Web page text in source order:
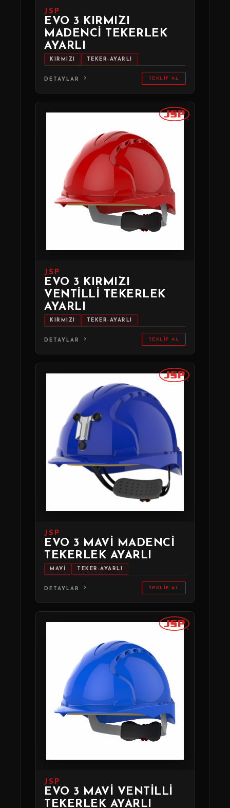
JSP
EVO 3 KIRMIZI
MADENCI TEKERLEK
AYARLI
KIRMIZI TEKER-AYARLI
DETAYLAR TEKLIF AL
JSP
EVO 3 KIRMIZI
VENTILLI TEKERLEK
AYARLI
KIRMIZI TEKER-AYARLI
DETAYLAR TEKLIF AL
JSP
EVO 3 MAVI MADENCI
TEKERLEK AYARLI
MAVİ TEKER-AYARLI
DETAYLAR TEKLIF AL
JSP
EVO 3 MAVI VENTILLI
TEKERLEK AYARLI